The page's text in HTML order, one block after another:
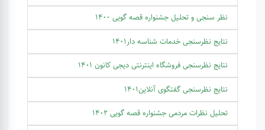
نظر سنجی و تحلیل جشنواره قصه گویی 1400
نتایج نظرسنجی خدمات شناسه دار1401
نتایج نظرسنجی فروشگاه اینترنتی دیجی کانون 1401
نتایج نظرسنجی گفتگوی آنلاین1401
تحلیل نظرات مردمی جشنواره قصه گویی 1402